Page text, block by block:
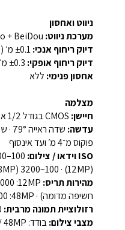
ניווט ואחסון
מערכת ניווט:
דיוק ריחוף אנכי:
דיוק ריחוף אופקי:
אחסון פנימי: ללא
מצלמה
חיישן:
עדשה:
פוקוס מ־4 מ׳ ועד אינסוף
ISO וידאו / צילום:
‏(12MP) · ‏100–3200 ‏(48MP)
מהירות תריס:
חשיפה מדומה) · ‏48MP: ‏1/8000 עד 2 שניות
רזולוציית תמונה מרבית:
מצבי צילום: